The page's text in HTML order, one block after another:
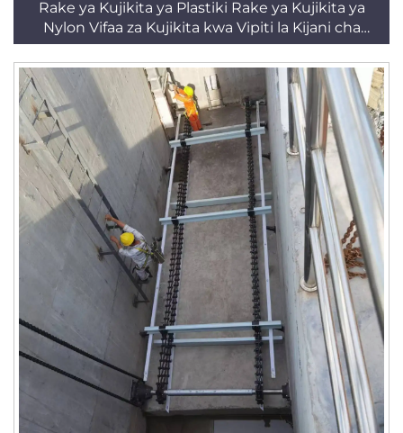
Rake ya Kujikita ya Plastiki Rake ya Kujikita ya
Nylon Vifaa za Kujikita kwa Vipiti la Kijani cha
Sandi